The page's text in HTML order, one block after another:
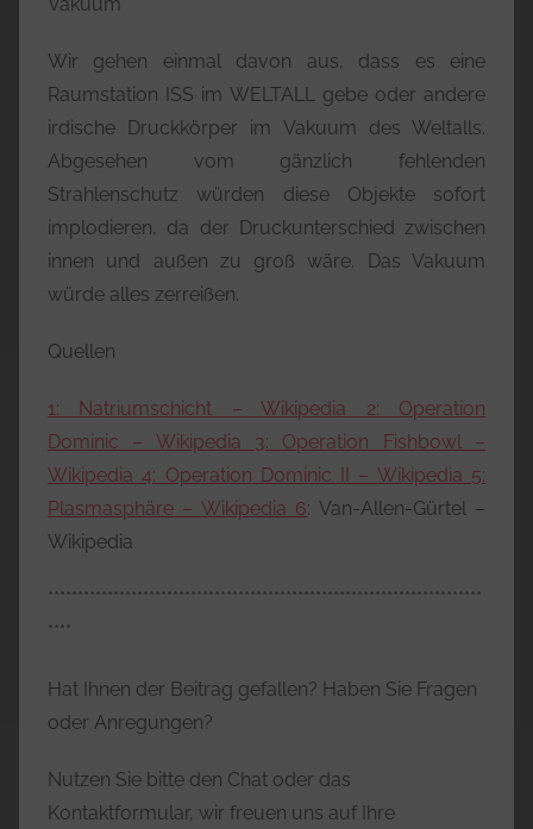
Wir gehen einmal davon aus, dass es eine
Raumstation ISS im WELTALL gebe oder andere
irdische Druckkörper im Vakuum des Weltalls.
Abgesehen vom gänzlich fehlenden
Strahlenschutz würden diese Objekte sofort
implodieren, da der Druckunterschied zwischen
innen und außen zu groß wäre. Das Vakuum
würde alles zerreißen.
Quellen
1: Natriumschicht – Wikipedia 2: Operation
Dominic – Wikipedia 3: Operation Fishbowl –
Wikipedia4: Operation Dominic II – Wikipedia 5:
Plasmasphäre – Wikipedia 6: Van-Allen-Gürtel –
Wikipedia
*************************************************************************
****
Hat Ihnen der Beitrag gefallen? Haben Sie Fragen
oder Anregungen?
Nutzen Sie bitte den Chat oder das
Kontaktformular, wir freuen uns auf Ihre